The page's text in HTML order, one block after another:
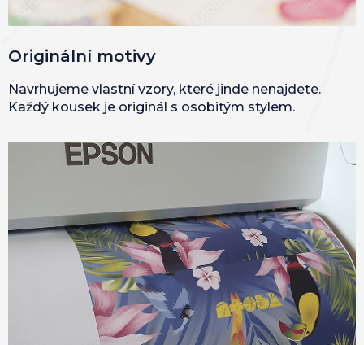
Originální motivy
Navrhujeme vlastní vzory, které jinde nenajdete.
Každý kousek je originál s osobitým stylem.